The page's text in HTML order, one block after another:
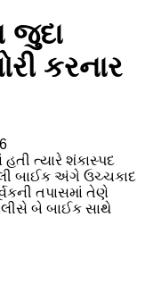
જુદા
કરનાર
ત્યારે શંકાસ્પદ
બાઈક અંગે ઉચ્ચકાદ
તપાસમાં તેણે
બે બાઈક સાથે